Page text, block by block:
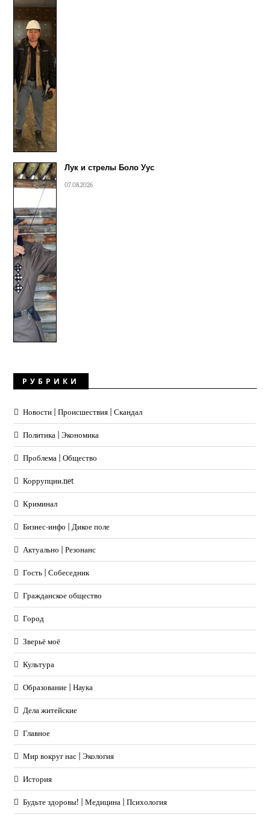
Лук и стрелы Боло Уус
07.08.2026
РУБРИКИ
Новости | Происшествия | Скандал
Политика | Экономика
Проблема | Общество
Коррупции.net
Криминал
Бизнес-инфо | Дикое поле
Актуально | Резонанс
Гость | Собеседник
Гражданское общество
Город
Зверьё моё
Культура
Образование | Наука
Дела житейские
Главное
Мир вокруг нас | Экология
История
Будьте здоровы! | Медицина | Психология